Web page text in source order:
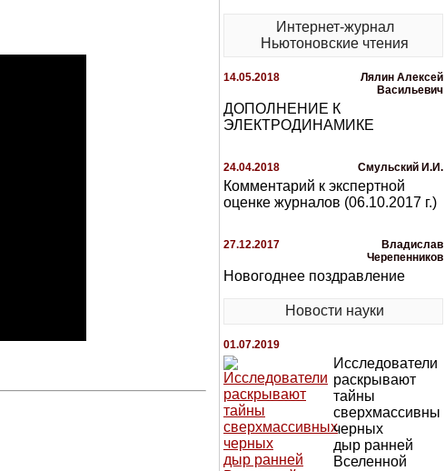
Интернет-журнал
Ньютоновские чтения
14.05.2018
Лялин Алексей
Васильевич
ДОПОЛНЕНИЕ К
ЭЛЕКТРОДИНАМИКЕ
24.04.2018 Смульский И.И.
Комментарий к экспертной
оценке журналов (06.10.2017 г.)
27.12.2017
Владислав
Черепенников
Новогоднее поздравление
Новости науки
01.07.2019
Исследователи
раскрывают
тайны
черных
дыр ранней
Вселенной